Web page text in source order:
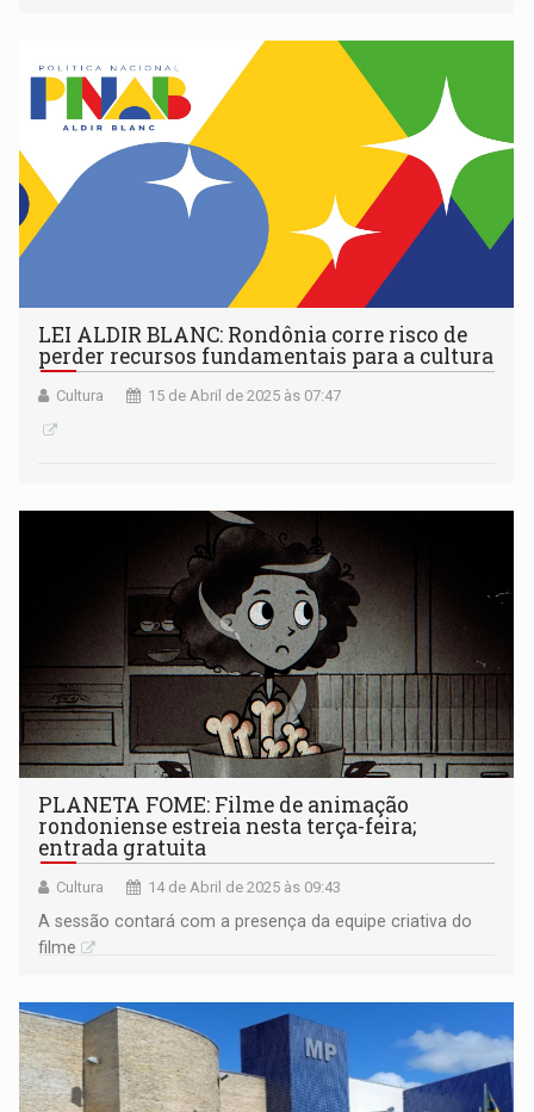
LEI ALDIR BLANC: Rondônia corre risco de
perder recursos fundamentais para a cultura
Cultura 15 de Abril de 2025 às 07:47
PLANETA FOME: Filme de animação
rondoniense estreia nesta terça-feira;
entrada gratuita
Cultura 14 de Abril de 2025 às 09:43
A sessão contará com a presença da equipe criativa do
filme